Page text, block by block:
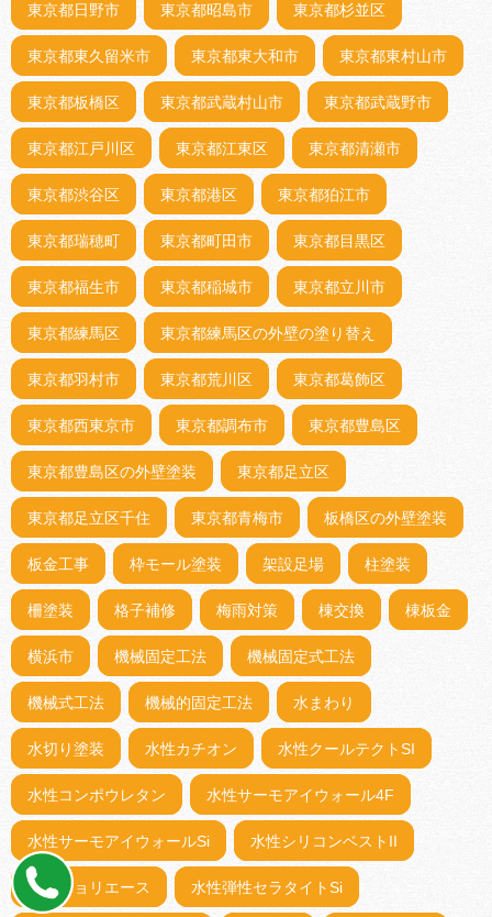
東京都日野市 東京都昭島市 東京都杉並区
東京都東久留米市 東京都東大和市 東京都東村山市
東京都板橋区 東京都武蔵村山市 東京都武蔵野市
東京都江戸川区 東京都江東区 東京都清瀬市
東京都渋谷区 東京都港区 東京都狛江市
東京都瑞穂町 東京都町田市 東京都目黒区
東京都福生市 東京都稲城市 東京都立川市
東京都練馬区 東京都練馬区の外壁の塗り替え
東京都羽村市 東京都荒川区 東京都葛飾区
東京都西東京市 東京都調布市 東京都豊島区
東京都豊島区の外壁塗装 東京都足立区
東京都足立区千住 東京都青梅市 板橋区の外壁塗装
板金工事 枠モール塗装 架設足場 柱塗装
柵塗装 格子補修 梅雨対策 棟交換 棟板金
横浜市 機械固定工法 機械固定式工法
機械式工法 機械的固定工法 水まわり
水切り塗装 水性カチオン 水性クールテクトSI
水性コンポウレタン 水性サーモアイウォール4F
水性サーモアイウォールSi 水性シリコンベストII
水性ジョリエース 水性弾性セラタイトSi